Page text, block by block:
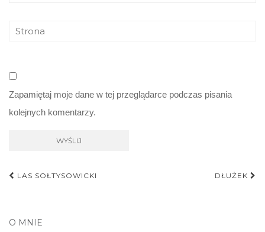
Zapamiętaj moje dane w tej przeglądarce podczas pisania
kolejnych komentarzy.
Nawigacja
LAS SOŁTYSOWICKI DŁUŻEK
O MNIE